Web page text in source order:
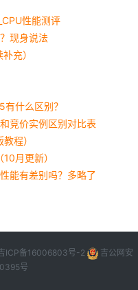
性能测评
现身说法
充）
什么区别？
竞价实例区别对比表
程）
月更新）
能有差别吗？多略了
ICP备16006803号-2
吉公网安
号